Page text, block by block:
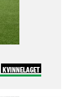
KVINNELAGET